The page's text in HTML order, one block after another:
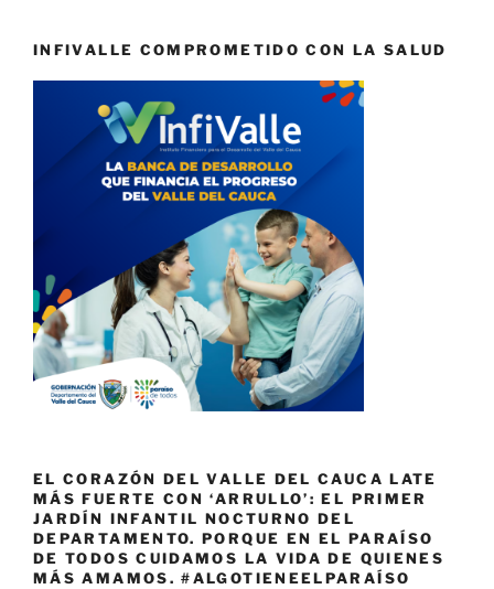
INFIVALLE COMPROMETIDO CON LA SALUD
EL CORAZÓN DEL VALLE DEL CAUCA LATE
MÁS FUERTE CON ‘ARRULLO’: EL PRIMER
JARDÍN INFANTIL NOCTURNO DEL
DEPARTAMENTO. PORQUE EN EL PARAÍSO
DE TODOS CUIDAMOS LA VIDA DE QUIENES
MÁS AMAMOS. #ALGOTIENEELPARAÍSO